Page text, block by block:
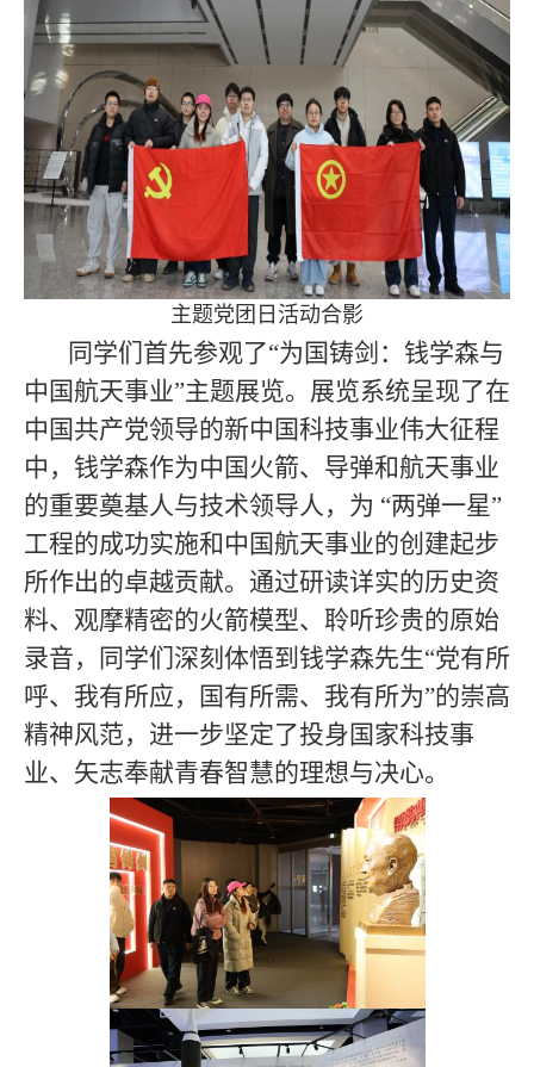
主题党团日活动合影
同学们首先参观了“为国铸剑：钱学森与
中国航天事业”主题展览。展览系统呈现了在
中国共产党领导的新中国科技事业伟大征程
中，钱学森作为中国火箭、导弹和航天事业
的重要奠基人与技术领导人，为 “两弹一星”
工程的成功实施和中国航天事业的创建起步
所作出的卓越贡献。通过研读详实的历史资
料、观摩精密的火箭模型、聆听珍贵的原始
录音，同学们深刻体悟到钱学森先生“党有所
呼、我有所应，国有所需、我有所为”的崇高
精神风范，进一步坚定了投身国家科技事
业、矢志奉献青春智慧的理想与决心。